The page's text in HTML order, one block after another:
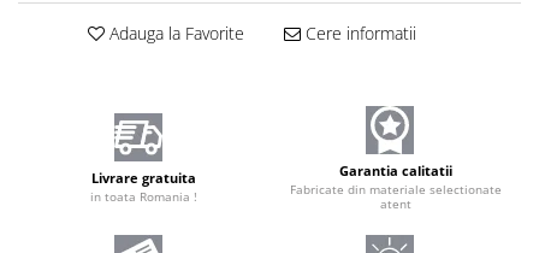
Adauga la Favorite Cere informatii
Livrare gratuita
in toata Romania !
Garantia calitatii
Fabricate din materiale selectionate
atent